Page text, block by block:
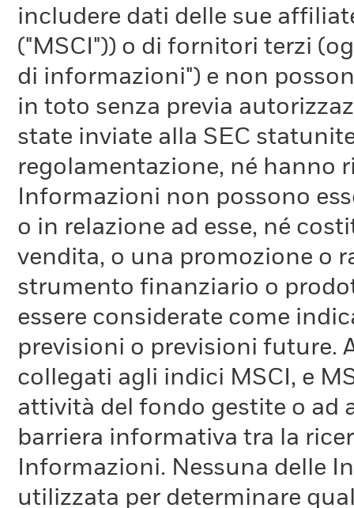
includere dati delle sue
("MSCI")) o di fornitori terzi
di informazioni") e non
in toto senza previa
state inviate alla SEC
regolamentazione, né hanno
Informazioni non possono
o in relazione ad esse, né
vendita, o una promozione o
strumento finanziario o
essere considerate come
previsioni o previsioni future.
collegati agli indici MSCI, e
attività del fondo gestite o ad
barriera informativa tra la
Informazioni. Nessuna delle
utilizzata per determinare